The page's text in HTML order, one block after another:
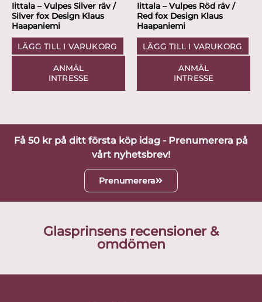
Iittala – Vulpes Silver räv /
Silver fox Design Klaus
Haapaniemi
LÄGG TILL I VARUKORG
ANMÄL
INTRESSE
Iittala – Vulpes Röd räv /
Red fox Design Klaus
Haapaniemi
LÄGG TILL I VARUKORG
ANMÄL
INTRESSE
Få 50 kr på ditt första köp idag - Prenumerera på
vårt nyhetsbrev!
Prenumerera
Glasprinsens recensioner &
omdömen